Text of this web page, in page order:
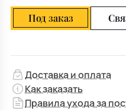
Под заказ
Доставка и оплата
Как заказать
Правила ухода за